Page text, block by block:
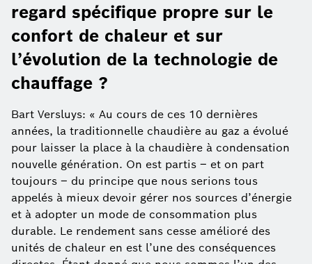
regard spécifique propre sur le
confort de chaleur et sur
l’évolution de la technologie de
chauffage ?
Bart Versluys: « Au cours de ces 10 dernières
années, la traditionnelle chaudière au gaz a évolué
pour laisser la place à la chaudière à condensation
nouvelle génération. On est partis – et on part
toujours – du principe que nous serions tous
appelés à mieux devoir gérer nos sources d’énergie
et à adopter un mode de consommation plus
durable. Le rendement sans cesse amélioré des
unités de chaleur en est l’une des conséquences